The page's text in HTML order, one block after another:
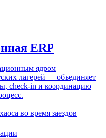
ERP
ядром
лагерей — объединяет
check-in и координацию
во время заездов